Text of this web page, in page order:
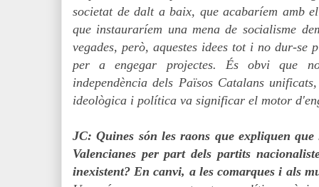
societat de dalt a baix, que acabaríem amb
que instauraríem una mena de socialisme
vegades, però, aquestes idees tot i no dur-se
per a engegar projectes. És obvi que
independència dels Països Catalans
ideològica i política va significar el motor
JC: Quines són les raons que expliquen
Valencianes per part dels partits
inexistent? En canvi, a les comarques i als